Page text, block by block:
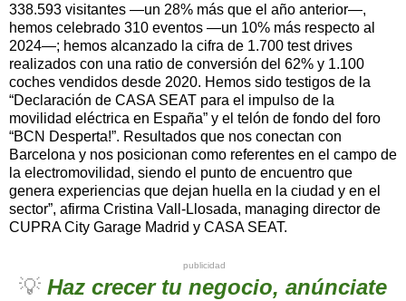
338.593 visitantes —un 28% más que el año anterior—,
hemos celebrado 310 eventos —un 10% más respecto al
2024—; hemos alcanzado la cifra de 1.700 test drives
realizados con una ratio de conversión del 62% y 1.100
coches vendidos desde 2020. Hemos sido testigos de la
“Declaración de CASA SEAT para el impulso de la
movilidad eléctrica en España” y el telón de fondo del foro
“BCN Desperta!”. Resultados que nos conectan con
Barcelona y nos posicionan como referentes en el campo de
la electromovilidad, siendo el punto de encuentro que
genera experiencias que dejan huella en la ciudad y en el
sector”, afirma Cristina Vall-Llosada, managing director de
CUPRA City Garage Madrid y CASA SEAT.
publicidad
💡 Haz crecer tu negocio, anúnciate